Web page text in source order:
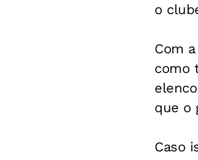
o
Com
como
que o
Caso